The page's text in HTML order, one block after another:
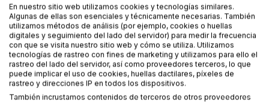
DESCRIPCIÓN
Todo lo que aquí se muestra, originalmente se escribió en
cuadernos, paquetes de tabaco, servilletas de papel o
cualquier cosa que sirviera para escribir con mi pluma
En nuestro sitio web utilizamos cookies y tecnologías similares.
Algunas de ellas son esenciales y técnicamente necesarias. También
utilizamos métodos de análisis (por ejemplo, cookies o huellas
digitales y seguimiento del lado del servidor) para medir la frecuencia
con que se visita nuestro sitio web y cómo se utiliza. Utilizamos
tecnologías de rastreo con fines de marketing y utilizamos para ello el
rastreo del lado del servidor, así como proveedores terceros, lo que
puede implicar el uso de cookies, huellas dactilares, píxeles de
rastreo y direcciones IP en todos los dispositivos.
También incrustamos contenidos de terceros de otros proveedores